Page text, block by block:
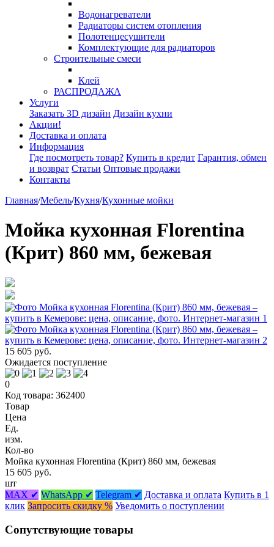
Водонагреватели
Радиаторы систем отопления
Полотенцесушители
Комплектующие для радиаторов
Строительные смеси
Клей
РАСПРОДАЖА
Услуги
Заказать 3D дизайн Дизайн кухни
Акции!
Доставка и оплата
Информация
Где посмотреть товар? Купить в кредит Гарантия, обмен
и возврат Статьи Оптовые продажи
Контакты
Главная/Мебель/Кухня/Кухонные мойки
Мойка кухонная Florentina
(Крит) 860 мм, бежевая
15 605 руб.
Ожидается поступление
0
Код товара: 362400
Товар
Цена
Ед.
изм.
Кол-во
Мойка кухонная Florentina (Крит) 860 мм, бежевая
15 605 руб.
шт
MAX ✔ WhatsApp ✔ Telegram ✔ Доставка и оплата Купить в 1
клик Запросить скидку % Уведомить о поступлении
Сопутствующие товары